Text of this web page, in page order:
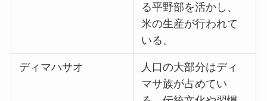
る平野部を活かし、
米の生産が行われて
いる。
ディマハサオ
人口の大部分はディ
マサ族が占めてい